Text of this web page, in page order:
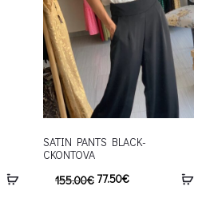
SATIN PANTS BLACK-
CKONTOVA
155.00€ 77.50€